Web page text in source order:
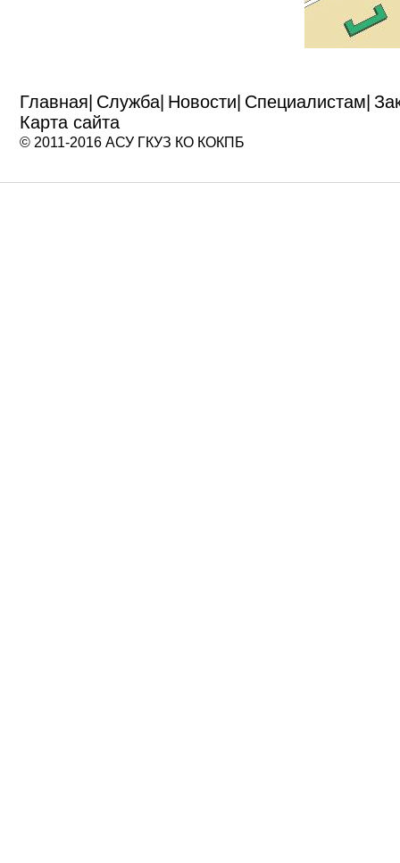
Главная Служба Новости Специалистам
Карта сайта
© 2011-2016 АСУ ГКУЗ КО КОКПБ